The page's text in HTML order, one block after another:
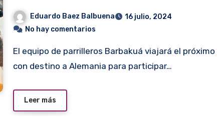
Eduardo Baez Balbuena
16 julio, 2024
No hay comentarios
El equipo de parrilleros Barbakuá viajará el próximo viernes
con destino a Alemania para participar…
Leer más